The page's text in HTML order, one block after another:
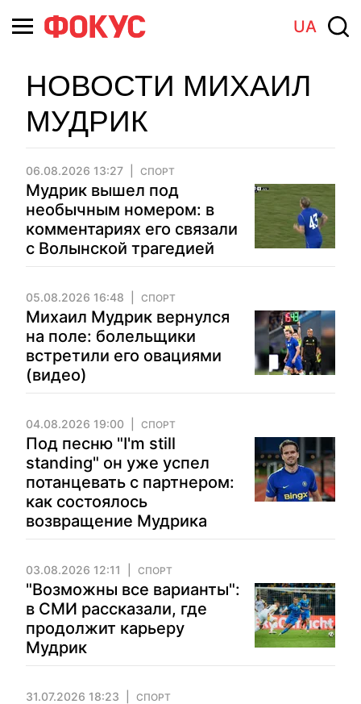
UA
НОВОСТИ МИХАИЛ
МУДРИК
06.08.2026 13:27 СПОРТ
Мудрик вышел под
необычным номером: в
комментариях его связали
с Волынской трагедией
05.08.2026 16:48 СПОРТ
Михаил Мудрик вернулся
на поле: болельщики
встретили его овациями
(видео)
04.08.2026 19:00 СПОРТ
Под песню "I'm still
standing" он уже успел
потанцевать с партнером:
как состоялось
возвращение Мудрика
03.08.2026 12:11 СПОРТ
"Возможны все варианты":
в СМИ рассказали, где
продолжит карьеру
Мудрик
31.07.2026 18:23 СПОРТ